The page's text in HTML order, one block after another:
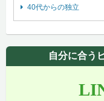
40代からの独立
自分に合う